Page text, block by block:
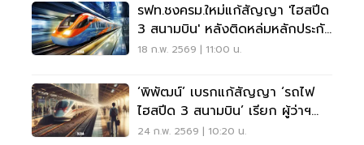
รฟท.ชงครม.ใหม่แก้สัญญา 'ไฮสปีด
3 สนามบิน' หลังติดหล่มหลักประกัน
1.6 แสนล้าน
18 ก.พ. 2569 | 11:00 น.
‘พิพัฒน์’ เบรกแก้สัญญา ‘รถไฟ
ไฮสปีด 3 สนามบิน’ เรียก ผู้ว่าฯ
รฟท. ถกด่วน
24 ก.พ. 2569 | 10:20 น.